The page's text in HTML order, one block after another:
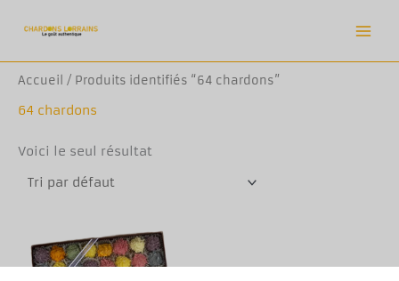
Accueil / Produits identifiés “64 chardons”
64 chardons
Voici le seul résultat